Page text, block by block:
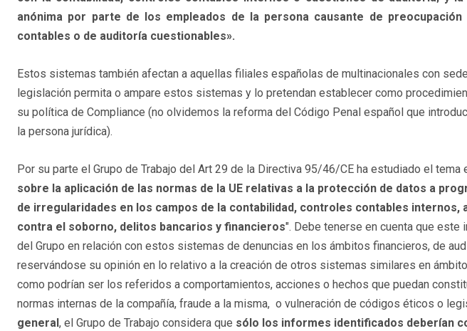
anónima por parte de los empleados de la persona causante de
contables o de auditoría cuestionables».
Estos sistemas también afectan a aquellas filiales españolas de multinacionales con
legislación permita o ampare estos sistemas y lo pretendan establecer como
su política de Compliance (no olvidemos la reforma del Código Penal español que
la persona jurídica).
Por su parte el Grupo de Trabajo del Art 29 de la Directiva 95/46/CE ha estudiado el tema
sobre la aplicación de las normas de la UE relativas a la protección de datos a
de irregularidades en los campos de la contabilidad, controles contables internos,
contra el soborno, delitos bancarios y financieros". Debe tenerse en cuenta que este
del Grupo en relación con estos sistemas de denuncias en los ámbitos financieros, de
reservándose su opinión en lo relativo a la creación de otros sistemas similares en
como podrían ser los referidos a comportamientos, acciones o hechos que puedan
normas internas de la compañía, fraude a la misma, o vulneración de códigos éticos o
general, el Grupo de Trabajo considera que sólo los informes identificados deberían